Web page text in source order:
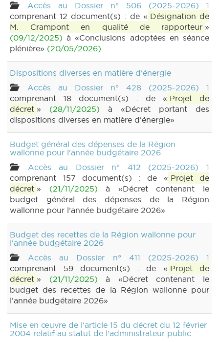
Accès au Dossier n° 506 (2025-2026) 1
comprenant 12 document(s) : de « Désignation de
M. Crampont en qualité de rapporteur »
(09/12/2025) à «Conclusions adoptées en séance
plénière» (20/05/2026)
Dispositions diverses en matière d'énergie
Accès au Dossier n° 428 (2025-2026) 1
comprenant 18 document(s) : de « Projet de
décret » (28/11/2025) à «Décret portant des
dispositions diverses en matière d'énergie»
Budget général des dépenses de la Région
wallonne pour l'année budgétaire 2026
Accès au Dossier n° 412 (2025-2026) 1
comprenant 157 document(s) : de « Projet de
décret » (21/11/2025) à «Décret contenant le
budget général des dépenses de la Région
wallonne pour l’année budgétaire 2026»
Budget des recettes de la Région wallonne pour
l'année budgétaire 2026
Accès au Dossier n° 411 (2025-2026) 1
comprenant 59 document(s) : de « Projet de
décret » (21/11/2025) à «Décret contenant le
budget des recettes de la Région wallonne pour
l’année budgétaire 2026»
Mise en œuvre de l'article 15 du décret du 12 février
2004 relatif au statut de l'administrateur public